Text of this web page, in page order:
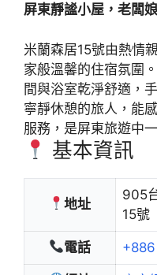
屏東靜謐小屋，老闆
米蘭森居15號由熱情
家般溫馨的住宿氛圍
間與浴室乾淨舒適，
寧靜休憩的旅人，能
服務，是屏東旅遊中
基本資訊
地址
905
15號
電話